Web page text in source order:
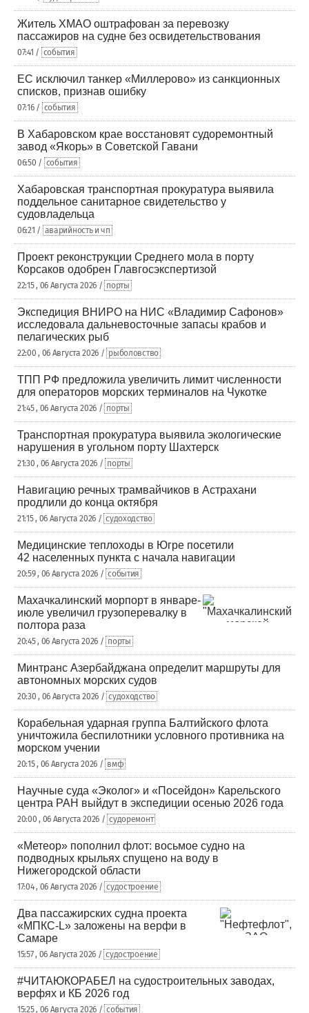
Житель ХМАО оштрафован за перевозку
пассажиров на судне без освидетельствования
07:41 / события
ЕС исключил танкер «Миллерово» из санкционных
списков, признав ошибку
07:16 / события
В Хабаровском крае восстановят судоремонтный
завод «Якорь» в Советской Гавани
06:50 / события
Хабаровская транспортная прокуратура выявила
поддельное санитарное свидетельство у
судовладельца
06:21 / аварийность и чп
Проект реконструкции Среднего мола в порту
Корсаков одобрен Главгосэкспертизой
22:15 , 06 Августа 2026 / порты
Экспедиция ВНИРО на НИС «Владимир Сафонов»
исследовала дальневосточные запасы крабов и
пелагических рыб
22:00 , 06 Августа 2026 / рыболовство
ТПП РФ предложила увеличить лимит численности
для операторов морских терминалов на Чукотке
21:45 , 06 Августа 2026 / порты
Транспортная прокуратура выявила экологические
нарушения в угольном порту Шахтерск
21:30 , 06 Августа 2026 / порты
Навигацию речных трамвайчиков в Астрахани
продлили до конца октября
21:15 , 06 Августа 2026 / судоходство
Медицинские теплоходы в Югре посетили
42 населенных пункта с начала навигации
20:59 , 06 Августа 2026 / события
Махачкалинский морпорт в январе-
июле увеличил грузоперевалку в
полтора раза
20:45 , 06 Августа 2026 / порты
Минтранс Азербайджана определит маршруты для
автономных морских судов
20:30 , 06 Августа 2026 / судоходство
Корабельная ударная группа Балтийского флота
уничтожила беспилотники условного противника на
морском учении
20:15 , 06 Августа 2026 / вмф
Научные суда «Эколог» и «Посейдон» Карельского
центра РАН выйдут в экспедиции осенью 2026 года
20:00 , 06 Августа 2026 / судоремонт
«Метеор» пополнил флот: восьмое судно на
подводных крыльях спущено на воду в
Нижегородской области
17:04 , 06 Августа 2026 / судостроение
Два пассажирских судна проекта
«МПКС-L» заложены на верфи в
Самаре
15:57 , 06 Августа 2026 / судостроение
#ЧИТАЮКОРАБЕЛ на судостроительных заводах,
верфях и КБ 2026 год
15:25 , 06 Августа 2026 / события